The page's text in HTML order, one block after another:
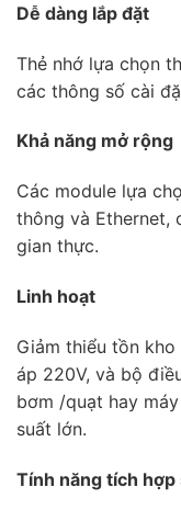
Dễ dàng lắp đặt
Thẻ nhớ lựa chọn
các thông số cài
Khả năng mở rộng
Các module lựa
thông và Ethernet,
gian thực.
Linh hoạt
Giảm thiểu tồn
áp 220V, và bộ
bơm /quạt hay
suất lớn.
Tính năng tích hợp